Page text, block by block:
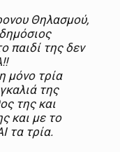
Θηλασμού,
παιδί της δεν
μόνο τρία
της
της και
και με το
τα τρία.